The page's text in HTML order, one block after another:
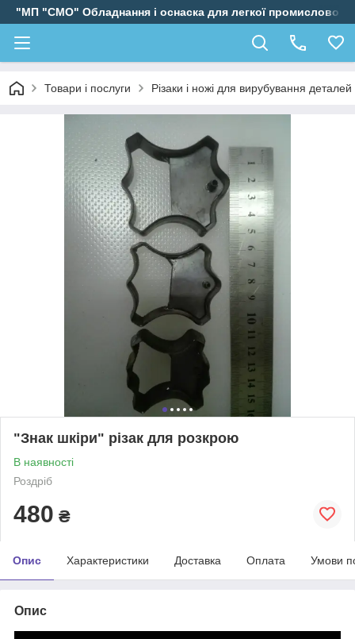
"МП "СМО" Обладнання і оснаска для легкої промисловості
Товари і послуги Різаки і ножі для вирубування деталей
"Знак шкіри" різак для розкрою
В наявності
Роздріб
480 ₴
Опис Характеристики Доставка Оплата Умови
Опис